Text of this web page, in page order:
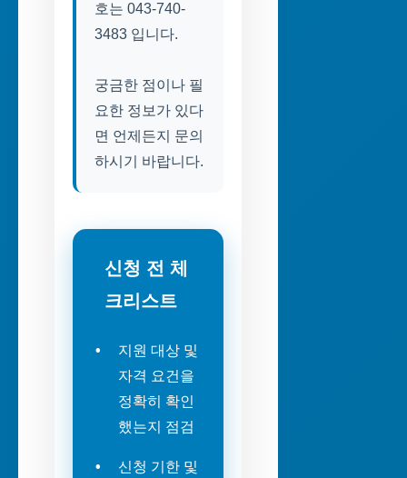
호는 043-740-
3483 입니다.
궁금한 점이나 필
요한 정보가 있다
면 언제든지 문의
하시기 바랍니다.
신청 전 체
크리스트
지원 대상 및
자격 요건을
정확히 확인
했는지 점검
신청 기한 및